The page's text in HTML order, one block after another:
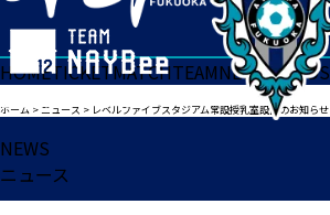
HOMETICKETMATCHTEAMNEWSGOODS
ホーム >ニュース > レベルファイブスタジアム常設授乳室設置のお知らせ
NEWS
ニュース